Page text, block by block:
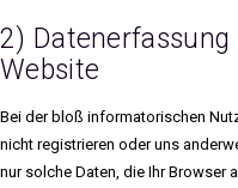
2)
Website
Bei der bloß informatorischen
nicht registrieren oder uns
nur solche Daten, die Ihr Browser